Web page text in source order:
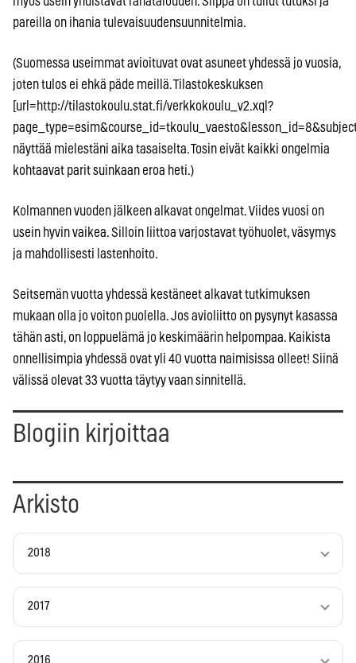
pareilla on ihania tulevaisuudensuunnitelmia.
(Suomessa useimmat avioituvat ovat asuneet yhdessä jo vuosia,
joten tulos ei ehkä päde meillä. Tilastokeskuksen
[url=http://tilastokoulu.stat.fi/verkkokoulu_v2.xql?
näyttää mielestäni aika tasaiselta. Tosin eivät kaikki ongelmia
kohtaavat parit suinkaan eroa heti.)
Kolmannen vuoden jälkeen alkavat ongelmat. Viides vuosi on
usein hyvin vaikea. Silloin liittoa varjostavat työhuolet, väsymys
ja mahdollisesti lastenhoito.
Seitsemän vuotta yhdessä kestäneet alkavat tutkimuksen
mukaan olla jo voiton puolella. Jos avioliitto on pysynyt kasassa
tähän asti, on loppuelämä jo keskimäärin helpompaa. Kaikista
onnellisimpia yhdessä ovat yli 40 vuotta naimisissa olleet! Siinä
välissä olevat 33 vuotta täytyy vaan sinnitellä.
Blogiin kirjoittaa
Arkisto
2018
2017
2016